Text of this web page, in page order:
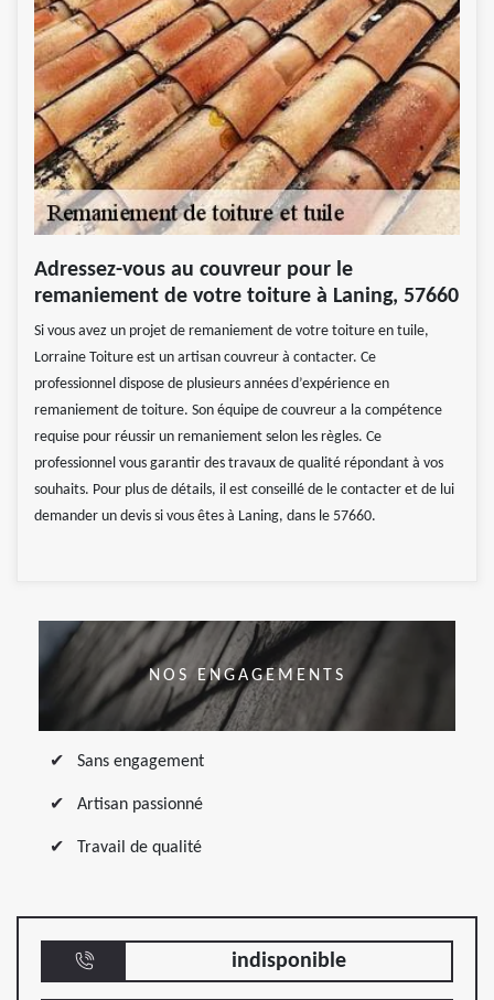
Adressez-vous au couvreur pour le
remaniement de votre toiture à Laning, 57660
Si vous avez un projet de remaniement de votre toiture en tuile,
Lorraine Toiture est un artisan couvreur à contacter. Ce
professionnel dispose de plusieurs années d’expérience en
remaniement de toiture. Son équipe de couvreur a la compétence
requise pour réussir un remaniement selon les règles. Ce
professionnel vous garantir des travaux de qualité répondant à vos
souhaits. Pour plus de détails, il est conseillé de le contacter et de lui
demander un devis si vous êtes à Laning, dans le 57660.
NOS ENGAGEMENTS
Sans engagement
Artisan passionné
Travail de qualité
indisponible